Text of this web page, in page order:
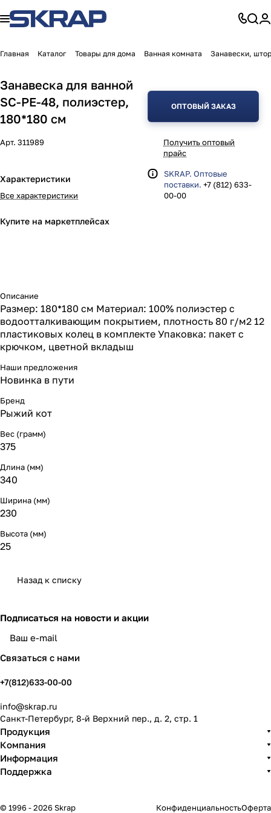
Главная Каталог Товары для дома Ванная комната Занавески,
Занавеска для ванной
SC-PE-48, полиэстер,
180*180 см
Арт. 311989
Характеристики
Все характеристики
Купите на маркетплейсах
ОПТОВЫЙ ЗАКАЗ
Получить оптовый
прайс
SKRAP. Оптовые
поставки. +7 (812) 633-
00-00
Описание
Размер: 180*180 см Материал: 100% полиэстер с
водоотталкивающим покрытием, плотность 80 г/м2 12
пластиковых колец в комплекте Упаковка: пакет с
крючком, цветной вкладыш
Наши предложения
Новинка в пути
Бренд
Рыжий кот
Вес (грамм)
375
Длина (мм)
340
Ширина (мм)
230
Высота (мм)
25
Назад к списку
Подписаться на новости и акции
Связаться с нами
+7(812)633-00-00
info@skrap.ru
Санкт-Петербург, 8-й Верхний пер., д. 2, стр. 1
Продукция
Компания
Информация
Поддержка
© 1996 - 2026 Skrap КонфиденциальностьОферта